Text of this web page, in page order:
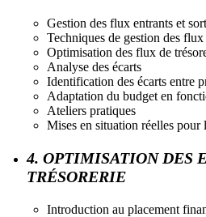
Gestion des flux entrants et
Techniques de gestion des
Optimisation des flux de
Analyse des écarts
Identification des écarts entre
Adaptation du budget en
Ateliers pratiques
Mises en situation réelles
4. OPTIMISATION DES
TRÉSORERIE
Introduction au placement